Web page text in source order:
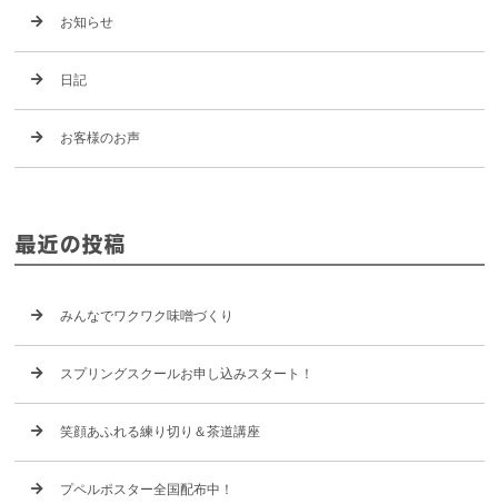
お知らせ
日記
お客様のお声
最近の投稿
みんなでワクワク味噌づくり
スプリングスクールお申し込みスタート！
笑顔あふれる練り切り＆茶道講座
プペルポスター全国配布中！